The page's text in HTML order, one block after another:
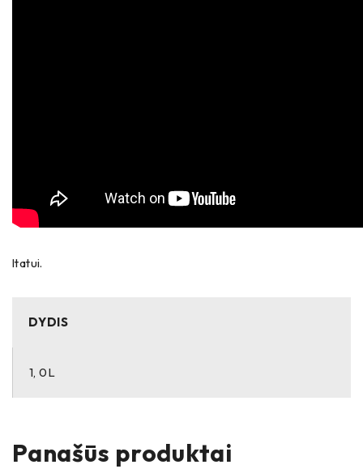
ltatui.
DYDIS
1, 0L
Panašūs produktai